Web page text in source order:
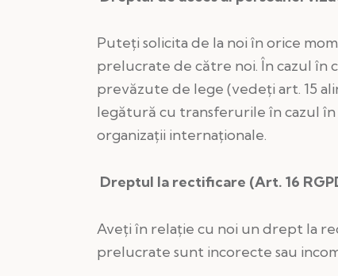
Puteți solicita de la noi în orice
prelucrate de către noi. În cazul în
prevăzute de lege (vedeți art. 15
legătură cu transferurile în cazul
organizații internaționale.
Dreptul la rectificare (Art. 16
Aveți în relație cu noi un drept la
prelucrate sunt incorecte sau